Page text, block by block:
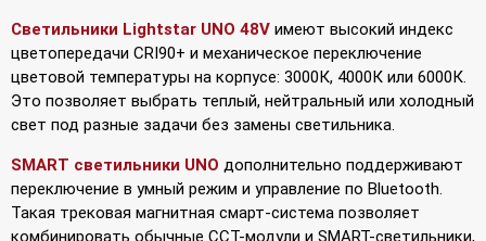
Светильники Lightstar UNO 48V имеют высокий индекс
цветопередачи CRI90+ и механическое переключение
цветовой температуры на корпусе: 3000К, 4000К или 6000К.
Это позволяет выбрать теплый, нейтральный или холодный
свет под разные задачи без замены светильника.
SMART светильники UNO дополнительно поддерживают
переключение в умный режим и управление по Bluetooth.
Такая трековая магнитная смарт-система позволяет
комбинировать обычные CCT-модули и SMART-светильники,